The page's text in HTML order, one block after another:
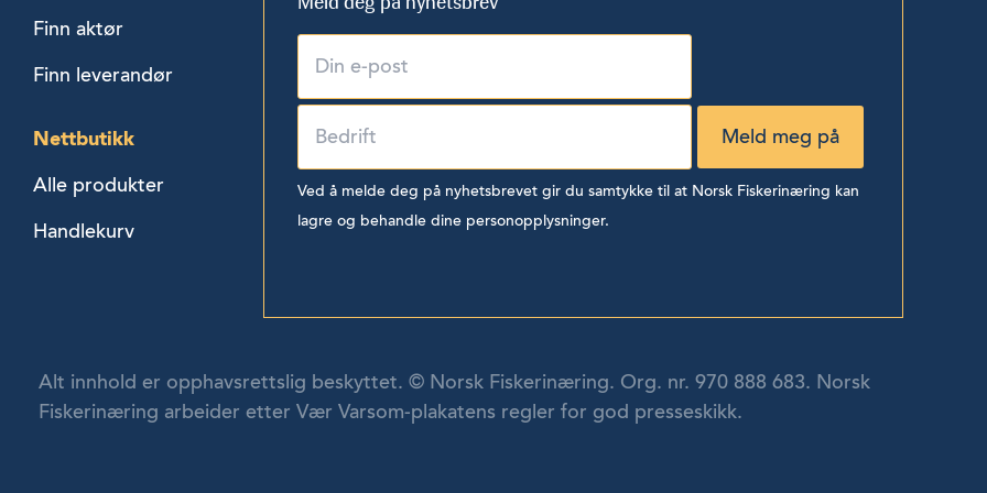
Finn aktør
Finn leverandør
Nettbutikk
Alle produkter
Handlekurv
Ved å melde deg på nyhetsbrevet gir du samtykke til at Norsk Fiskerinæring kan
lagre og behandle dine personopplysninger.
Alt innhold er opphavsrettslig beskyttet. © Norsk Fiskerinæring. Org. nr. 970 888 683. Norsk
Fiskerinæring arbeider etter Vær Varsom-plakatens regler for god presseskikk.